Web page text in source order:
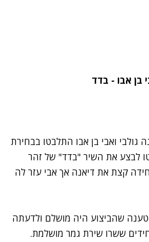
בן אבו - בדד
גולבי ואבי בן אבו התלבטו בבחירת
לבצע את השיר "בדד" של זהר
קצת את דיאנה אך אבי עזר לה
שהביצוע היה מושלם ולדעתה
ששרו שירת גמר מושלמת.